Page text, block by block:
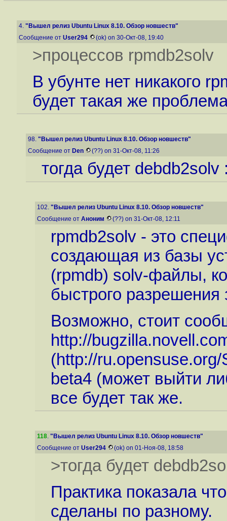
4. "Вышел релиз Ubuntu Linux 8.10. Обзор новшеств"
Сообщение от User294 (ok) on 30-Окт-08, 19:40
>процессов rpmdb2solv
В убунте нет никакого
будет такая же
98. "Вышел релиз Ubuntu Linux 8.10. Обзор новшеств"
Сообщение от Den (??) on 31-Окт-08, 11:26
тогда будет debdb2solv
102. "Вышел релиз Ubuntu Linux 8.10. Обзор новшеств"
Сообщение от Аноним (??) on 31-Окт-08, 12:11
rpmdb2solv - это
создающая из базы
(rpmdb) solv-файлы,
быстрого разрешения
Возможно, стоит
http://
(http://
beta4 (может выйти
все будет так же.
118. "Вышел релиз Ubuntu Linux 8.10. Обзор новшеств"
Сообщение от User294 (ok) on 01-Ноя-08, 18:58
>тогда будет
Практика показала
сделаны по разному.